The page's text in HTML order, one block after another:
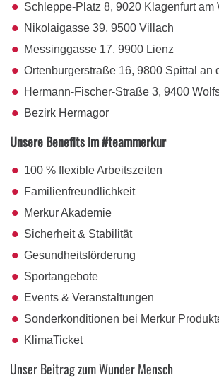
Schleppe-Platz 8, 9020 Klagenfurt am
Nikolaigasse 39, 9500 Villach
Messinggasse 17, 9900 Lienz
Ortenburgerstraße 16, 9800 Spittal an
Hermann-Fischer-Straße 3, 9400
Bezirk Hermagor
Unsere Benefits im #teammerkur
100 % flexible Arbeitszeiten
Familienfreundlichkeit
Merkur Akademie
Sicherheit & Stabilität
Gesundheitsförderung
Sportangebote
Events & Veranstaltungen
Sonderkonditionen bei Merkur
KlimaTicket
Unser Beitrag zum Wunder Mensch